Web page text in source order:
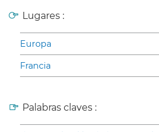
Lugares :
Europa
Francia
Palabras claves :